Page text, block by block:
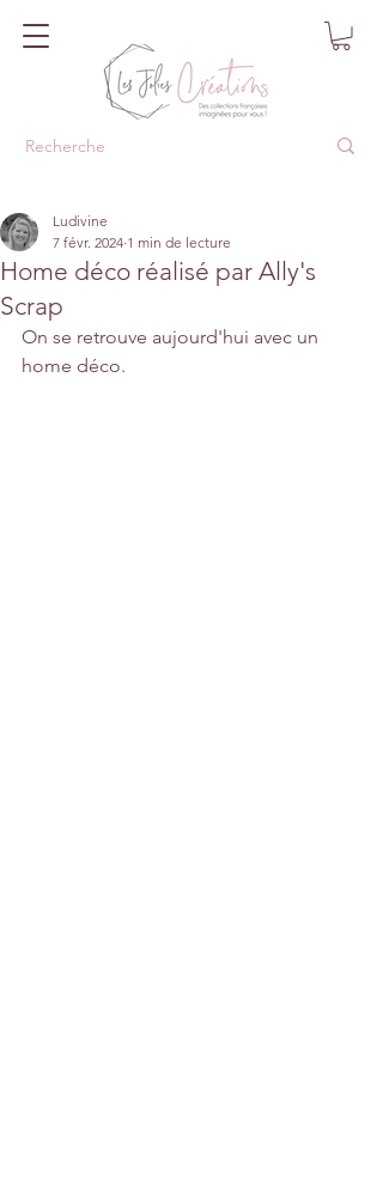
Home déco réalisé par Ally's
Scrap
Ludivine
7 févr. 2024 1 min de lecture
On se retrouve aujourd'hui avec un
home déco.